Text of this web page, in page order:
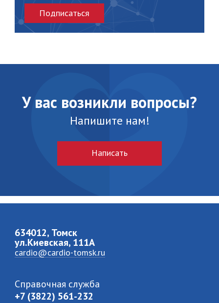
Подписаться
У вас возникли вопросы?
Напишите нам!
Написать
634012, Томск
ул.Киевская, 111A
cardio@cardio-tomsk.ru
Справочная служба
+7 (3822) 561-232